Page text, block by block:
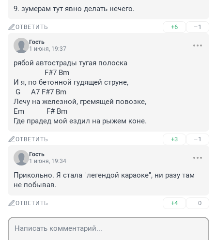
9. зумерам тут явно делать нечего.
ОТВЕТИТЬ +6 –1
Гость
1 июня, 19:37
рябой автострады тугая полоска
		F#7 Bm
И я, по бетонной гудящей струне,
G 	 A7 F#7 Bm
Лечу на железной, гремящей повозке,
Em 		 F# Bm
Где прадед мой ездил на рыжем коне.
ОТВЕТИТЬ +3 –1
Гость
1 июня, 19:34
Прикольно. Я стала "легендой караоке", ни разу там
не побывав.
ОТВЕТИТЬ +4 –0